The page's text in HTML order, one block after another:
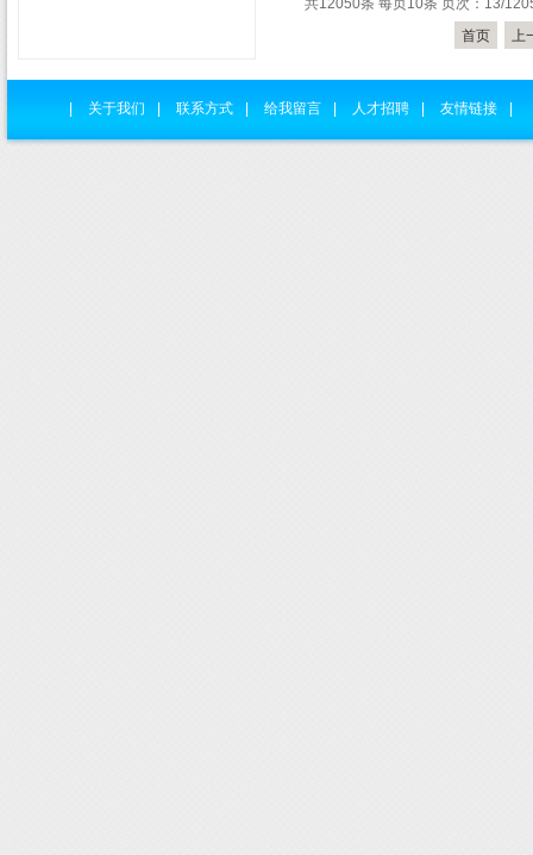
共12050条 每页10条 页次：13/
首页
上
关于我们 联系方式 给我留言 人才招聘 友情链接